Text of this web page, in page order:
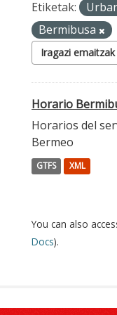
Etiketak:
Bermibusa
Iragazi emaitzak
Horario
Horarios del
Bermeo
GTFS XML
You can also
Docs).